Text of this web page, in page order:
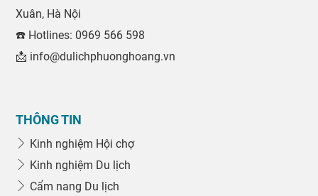
Xuân, Hà Nội
☎️ Hotlines: 0969 566 598
📩 info@dulichphuonghoang.vn
THÔNG TIN
Kinh nghiệm Hội chợ
Kinh nghiệm Du lịch
Cẩm nang Du lịch